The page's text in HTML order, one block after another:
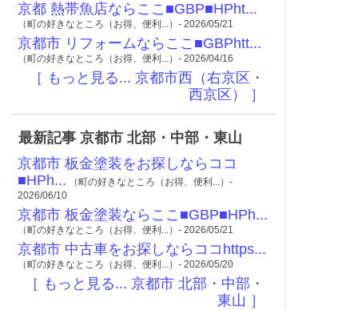
京都 熱帯魚店ならここ■GBP■HPht...
（町の好きなところ（お得、便利...）- 2026/05/21
京都市 リフォームならここ■GBPhtt...
（町の好きなところ（お得、便利...）- 2026/04/16
［ もっと見る... 京都市西（右京区・
西京区） ］
最新記事 京都市 北部・中部・東山
京都市 板金塗装をお探しならココ
■HPh... （町の好きなところ（お得、便利...）-
2026/06/10
京都市 板金塗装ならここ■GBP■HPh...
（町の好きなところ（お得、便利...）- 2026/05/21
京都市 中古車をお探しならココhttps...
（町の好きなところ（お得、便利...）- 2026/05/20
［ もっと見る... 京都市 北部・中部・
東山 ］